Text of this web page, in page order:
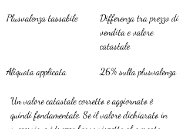
Plusvalenza tassabile
Differenza tra prezzo di
vendita e valore
catastale
Aliquota applicata 26% sulla plusvalenza
Un valore catastale corretto e aggiornato è
quindi fondamentale. Se il valore dichiarato in